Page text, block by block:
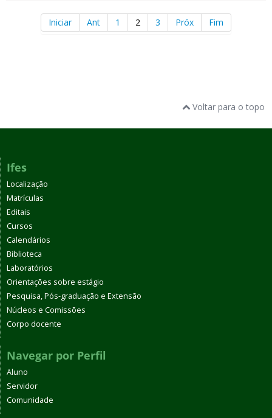
Iniciar Ant 1 2 3 Próx Fim
Voltar para o topo
Ifes
Localização
Matrículas
Editais
Cursos
Calendários
Biblioteca
Laboratórios
Orientações sobre estágio
Pesquisa, Pós-graduação e Extensão
Núcleos e Comissões
Corpo docente
Navegar por Perfil
Aluno
Servidor
Comunidade